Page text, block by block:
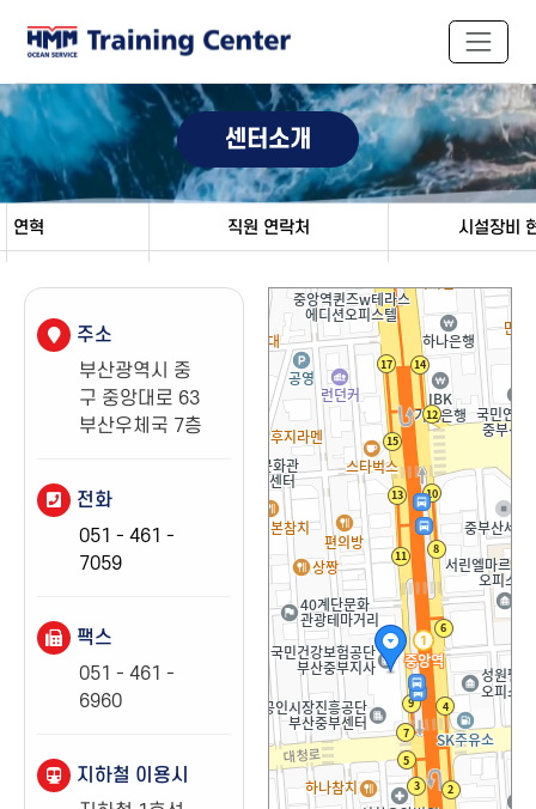
센터소개
연혁 직원 연락처 시설장비
주소
부산광역시 중
구 중앙대로 63
부산우체국 7층
전화
051 - 461 -
7059
팩스
051 - 461 -
6960
지하철 이용시